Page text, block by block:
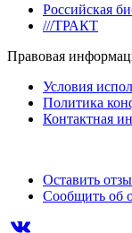
Российская
///ТРАКТ
Правовая
Условия
Политика
Контактная
Оставить
Сообщить об